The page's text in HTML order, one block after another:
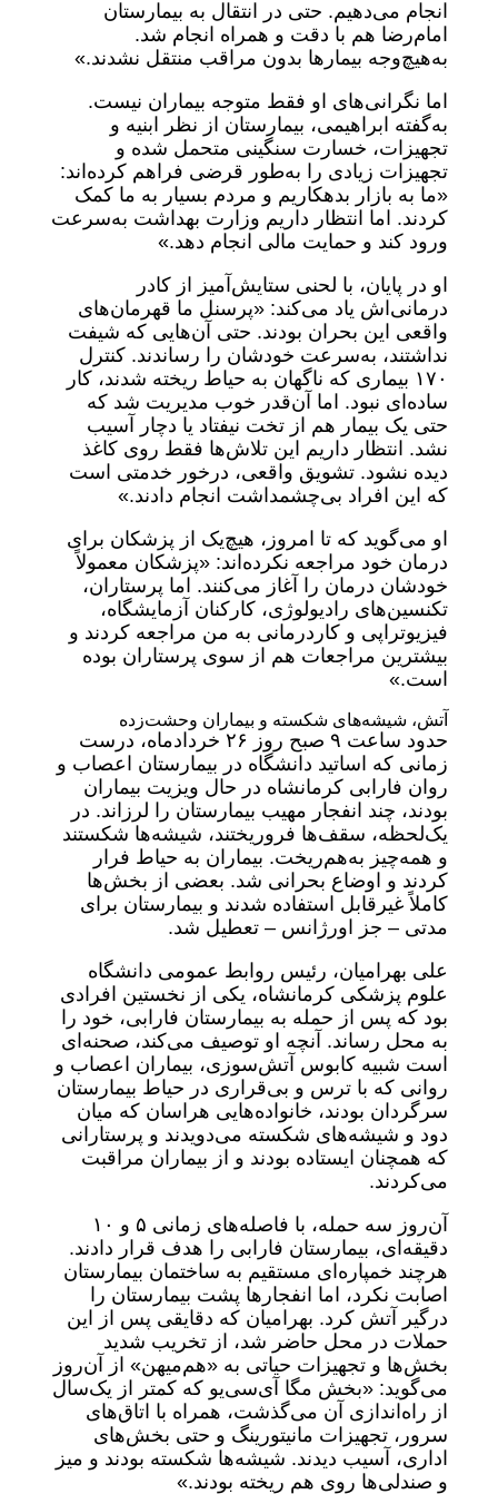
انجام می‌دهیم. حتی در انتقال به بیمارستان
امام‌رضا هم با دقت و همراه انجام شد.
به‌هیچ‌وجه بیمارها بدون مراقب منتقل نشدند.»
اما نگرانی‌های او فقط متوجه بیماران نیست.
به‌گفته ابراهیمی، بیمارستان از نظر ابنیه و
تجهیزات، خسارت سنگینی متحمل شده و
تجهیزات زیادی را به‌طور قرضی فراهم کرده‌اند:
«ما به بازار بدهکاریم و مردم بسیار به ما کمک
کردند. اما انتظار داریم وزارت بهداشت به‌سرعت
ورود کند و حمایت مالی انجام دهد.»
او در پایان، با لحنی ستایش‌آمیز از کادر
درمانی‌اش یاد می‌کند: «پرسنل ما قهرمان‌های
واقعی این بحران بودند. حتی آن‌هایی که شیفت
نداشتند، به‌سرعت خودشان را رساندند. کنترل
۱۷۰ بیماری که ناگهان به حیاط ریخته شدند، کار
ساده‌ای نبود. اما آن‌قدر خوب مدیریت شد که
حتی یک بیمار هم از تخت نیفتاد یا دچار آسیب
نشد. انتظار داریم این تلاش‌ها فقط روی کاغذ
دیده نشود. تشویق واقعی، درخور خدمتی است
که این افراد بی‌چشمداشت انجام دادند.»
او می‌گوید که تا امروز، هیچ‌یک از پزشکان برای
درمان خود مراجعه نکرده‌اند: «پزشکان معمولاً
خودشان درمان را آغاز می‌کنند. اما پرستاران،
تکنسین‌های رادیولوژی، کارکنان آزمایشگاه،
فیزیوتراپی و کاردرمانی به من مراجعه کردند و
بیشترین مراجعات هم از سوی پرستاران بوده
است.»
آتش، شیشه‌های شکسته و بیماران وحشت‌زده
حدود ساعت ۹ صبح روز ۲۶ خردادماه، درست
زمانی که اساتید دانشگاه در بیمارستان اعصاب و
روان فارابی کرمانشاه در حال ویزیت بیماران
بودند، چند انفجار مهیب بیمارستان را لرزاند. در
یک‌لحظه، سقف‌ها فروریختند، شیشه‌ها شکستند
و همه‌چیز به‌هم‌ریخت. بیماران به حیاط فرار
کردند و اوضاع بحرانی شد. بعضی از بخش‌ها
کاملاً غیرقابل استفاده شدند و بیمارستان برای
مدتی – جز اورژانس – تعطیل شد.
علی بهرامیان، رئیس روابط عمومی دانشگاه
علوم پزشکی کرمانشاه، یکی از نخستین افرادی
بود که پس از حمله به بیمارستان فارابی، خود را
به محل رساند. آنچه او توصیف می‌کند، صحنه‌ای
است شبیه کابوس آتش‌سوزی، بیماران اعصاب و
روانی که با ترس و بی‌قراری در حیاط بیمارستان
سرگردان بودند، خانواده‌هایی هراسان که میان
دود و شیشه‌های شکسته می‌دویدند و پرستارانی
که همچنان ایستاده بودند و از بیماران مراقبت
می‌کردند.
آن‌روز سه حمله، با فاصله‌های زمانی ۵ و ۱۰
دقیقه‌ای، بیمارستان فارابی را هدف قرار دادند.
هرچند خمپاره‌ای مستقیم به ساختمان بیمارستان
اصابت نکرد، اما انفجارها پشت بیمارستان را
درگیر آتش کرد. بهرامیان که دقایقی پس از این
حملات در محل حاضر شد، از تخریب شدید
بخش‌ها و تجهیزات حیاتی به «هم‌میهن» از آن‌روز
می‌گوید: «بخش مگا آی‌سی‌یو که کمتر از یک‌سال
از راه‌اندازی آن می‌گذشت، همراه با اتاق‌های
سرور، تجهیزات مانیتورینگ و حتی بخش‌های
اداری، آسیب دیدند. شیشه‌ها شکسته بودند و میز
و صندلی‌ها روی هم ریخته بودند.»